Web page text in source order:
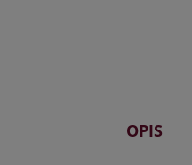
OPIS